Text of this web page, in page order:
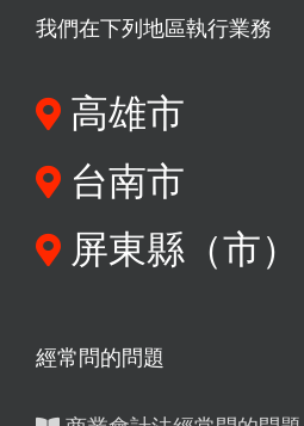
我們在下列地區執行業務
高雄市
台南市
屏東縣（市）
經常問的問題